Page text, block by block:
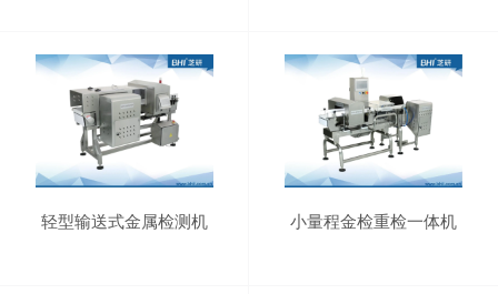
轻型输送式金属检测机 小量程金检重检一体机